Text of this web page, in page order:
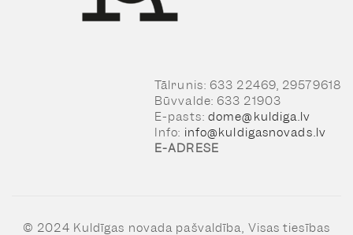
Tālrunis: 633 22469, 29579618
Būvvalde: 633 21903
E-pasts: dome@kuldiga.lv
Info: info@kuldigasnovads.lv
E-ADRESE
© 2024 Kuldīgas novada pašvaldība, Visas tiesības